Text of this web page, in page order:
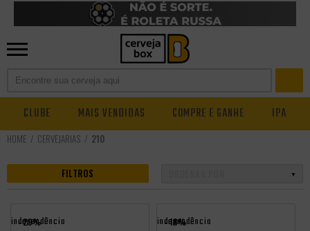
CLUBE MAIS VENDIDAS COMPRE E GANHE IPA
CERVEJARIAS 210
FILTROS
independência
- 29% independência
- 18%